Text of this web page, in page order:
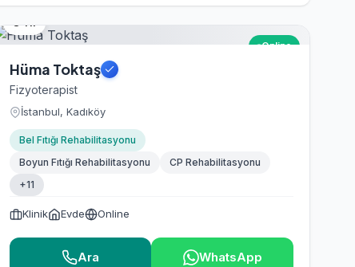
Online
Hüma Toktaş
Fizyoterapist
İstanbul, Kadıköy
Bel Fıtığı Rehabilitasyonu
Boyun Fıtığı Rehabilitasyonu
CP Rehabilitasyonu
+11
Klinik Evde Online
Ara WhatsApp